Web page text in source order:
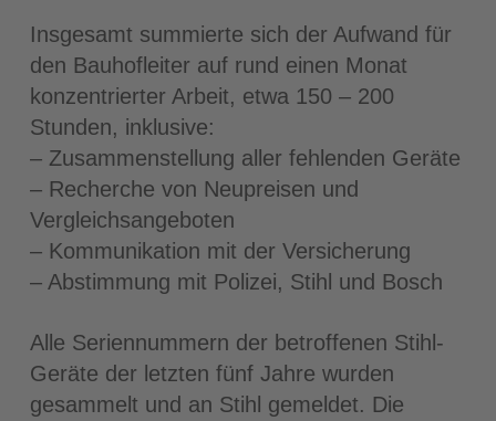
Insgesamt summierte sich der Aufwand für
den Bauhofleiter auf rund einen Monat
konzentrierter Arbeit, etwa 150 – 200
Stunden, inklusive:
– Zusammenstellung aller fehlenden Geräte
– Recherche von Neupreisen und
Vergleichsangeboten
– Kommunikation mit der Versicherung
– Abstimmung mit Polizei, Stihl und Bosch
Alle Seriennummern der betroffenen Stihl-
Geräte der letzten fünf Jahre wurden
gesammelt und an Stihl gemeldet. Die